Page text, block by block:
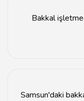
Bakkal
Samsun'daki